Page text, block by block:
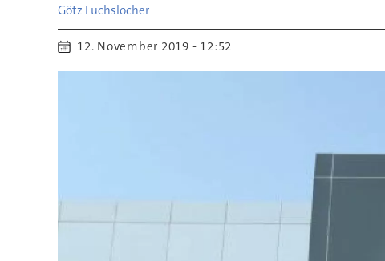
Götz Fuchslocher
12. November 2019 - 12:52